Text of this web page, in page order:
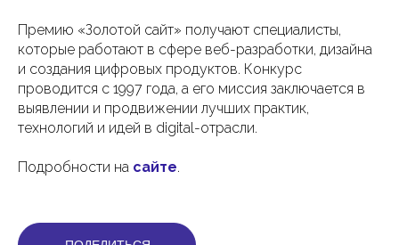
Премию «Золотой сайт» получают специалисты,
которые работают в сфере веб-разработки, дизайна
и создания цифровых продуктов. Конкурс
проводится с 1997 года, а его миссия заключается в
выявлении и продвижении лучших практик,
технологий и идей в digital-отрасли.
Подробности на сайте.